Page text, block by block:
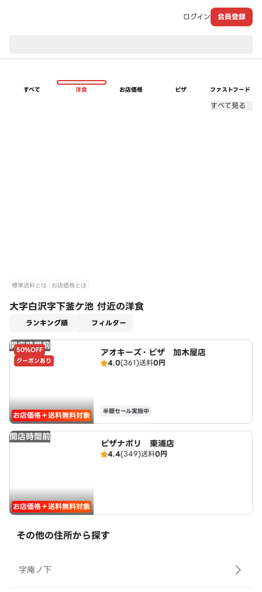
ログイン 会員登録
すべて 洋食 お店価格 ピザ ファストフード
すべて見る
標準送料とは お店価格とは
大字白沢字下釜ケ池 付近の洋食
ランキング順 フィルター
開店時間前
50%OFF
クーポンあり
お店価格＋送料無料対象
アオキーズ・ピザ 加木屋店
4.0(361)送料0円
半額セール実施中
開店時間前
お店価格＋送料無料対象
ピザナポリ 東浦店
4.4(349)送料0円
その他の住所から探す
字庵ノ下